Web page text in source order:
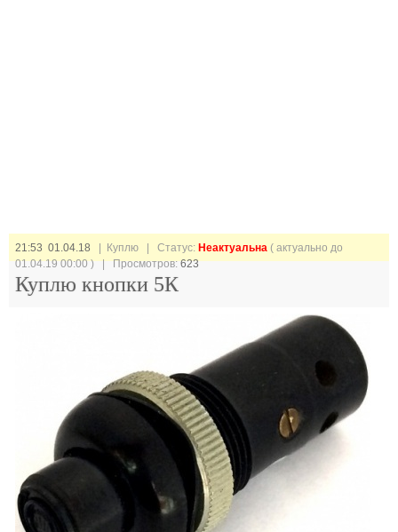
21:53 01.04.18 | Куплю | Статус: Неактуальна ( актуально до
01.04.19 00:00 ) | Просмотров:623
Куплю кнопки 5К